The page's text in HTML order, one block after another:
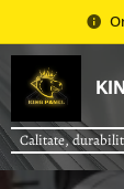
Calitate,